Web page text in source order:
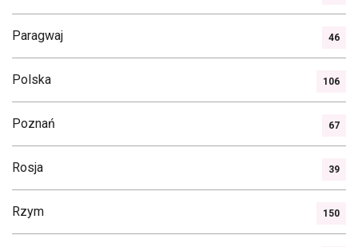
Paragwaj 46
Polska 106
Poznań 67
Rosja 39
Rzym 150